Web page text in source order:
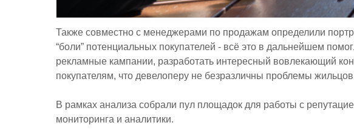
Также совместно с менеджерами по продажам определили
“боли” потенциальных покупателей - всё это в дальнейшем
рекламные кампании, разработать интересный вовлекающий
покупателям, что девелоперу не безразличны проблемы
В рамках анализа собрали пул площадок для работы с
мониторинга и аналитики.